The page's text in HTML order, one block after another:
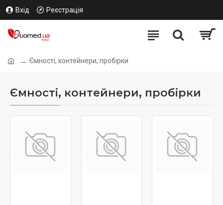
Вхід Реєстрація
Ємності, контейнери, пробірки
Ємності, контейнери, пробірки